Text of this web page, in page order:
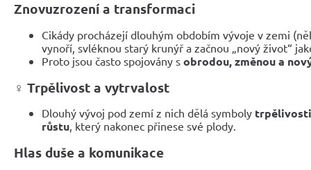
Znovuzrození a transformaci
Cikády procházejí dlouhým obdobím vývoje v zemi
vynoří, svléknou starý krunýř a začnou „nový život“
Proto jsou často spojovány s obrodou, změnou a
‍♀️ Trpělivost a vytrvalost
Dlouhý vývoj pod zemí z nich dělá symboly
růstu, který nakonec přinese své plody.
Hlas duše a komunikace